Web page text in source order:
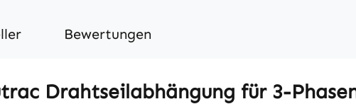
Bewertungen
Drahtseilabhängung für 3-